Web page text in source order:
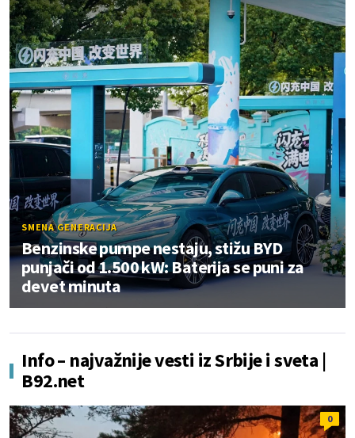
SMENA GENERACIJA
Benzinske pumpe nestaju, stižu BYD
punjači od 1.500 kW: Baterija se puni za
devet minuta
Info – najvažnije vesti iz Srbije i sveta |
B92.net
0